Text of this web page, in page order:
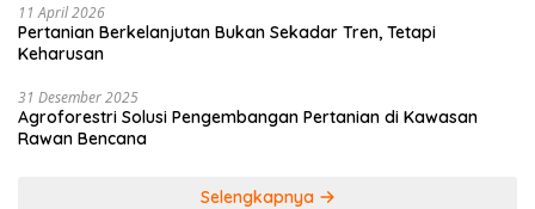
11 April 2026
Pertanian Berkelanjutan Bukan Sekadar Tren, Tetapi
Keharusan
31 Desember 2025
Agroforestri Solusi Pengembangan Pertanian di Kawasan
Rawan Bencana
Selengkapnya